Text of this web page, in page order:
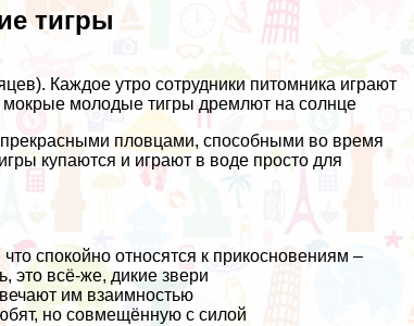
тигры
Каждое утро сотрудники питомника играют
мокрые молодые тигры дремлют на солнце
пловцами, способными во время
купаются и играют в воде просто для
спокойно относятся к прикосновениям –
это всё-же, дикие звери
им взаимностью
но совмещённую с силой